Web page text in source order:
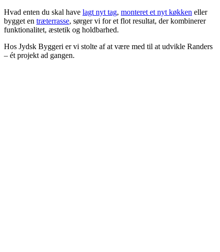
Hvad enten du skal have lagt nyt tag, monteret et nyt køkken eller
bygget en træterrasse, sørger vi for et flot resultat, der kombinerer
funktionalitet, æstetik og holdbarhed.
Hos Jydsk Byggeri er vi stolte af at være med til at udvikle Randers
– ét projekt ad gangen.